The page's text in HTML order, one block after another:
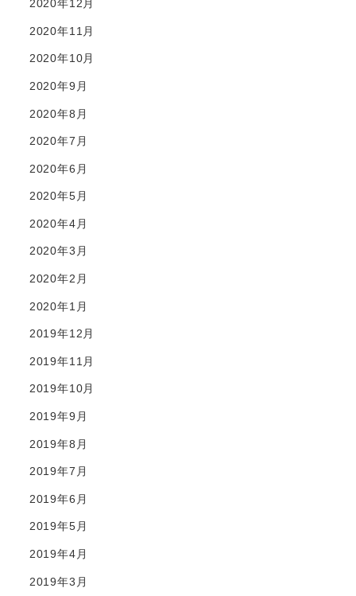
2020年12月
2020年11月
2020年10月
2020年9月
2020年8月
2020年7月
2020年6月
2020年5月
2020年4月
2020年3月
2020年2月
2020年1月
2019年12月
2019年11月
2019年10月
2019年9月
2019年8月
2019年7月
2019年6月
2019年5月
2019年4月
2019年3月